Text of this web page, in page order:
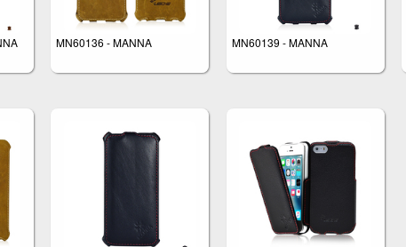
MN60136 - MANNA MN60139 - MANNA